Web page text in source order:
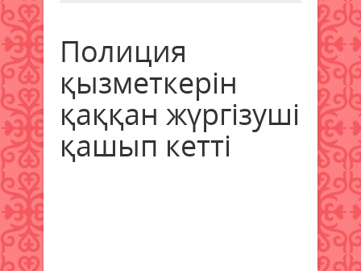
Полиция
қызметкерін
қаққан жүргізуші
қашып кетті